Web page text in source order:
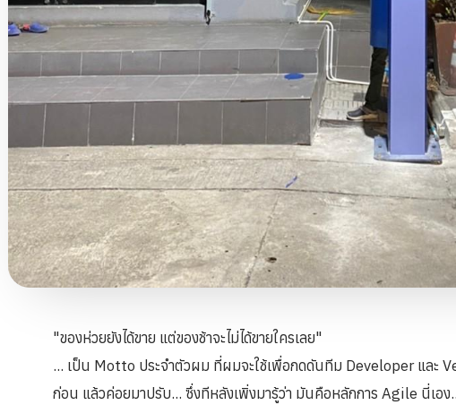
"ของห่วยยังได้ขาย แต่ของช้าจะไม่ได้ขายใครเลย"
... เป็น Motto ประจำตัวผม ที่ผมจะใช้เพื่อกดดันทีม Developer และ
ก่อน แล้วค่อยมาปรับ... ซึ่งทีหลังเพิ่งมารู้ว่า มันคือหลักการ Agile นี่เอง